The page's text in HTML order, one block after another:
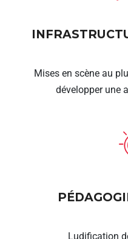
Mises en scène au
développer une
Ludification